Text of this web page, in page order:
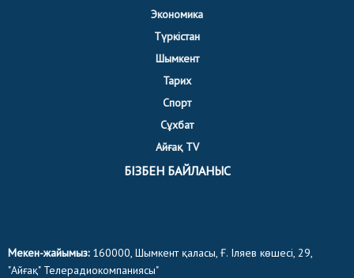
Экономика
Түркістан
Шымкент
Тарих
Спорт
Сұхбат
Айғақ TV
БІЗБЕН БАЙЛАНЫС
Мекен-жайымыз:160000, Шымкент қаласы, Ғ. Іляев көшесі, 29,
"Айғақ" Телерадиокомпаниясы"